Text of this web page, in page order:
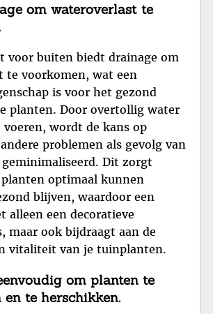
om wateroverlast te
voor buiten biedt drainage om
te voorkomen, wat een
is voor het gezond
planten. Door overtollig water
wordt de kans op
problemen als gevolg van
Dit zorgt
optimaal kunnen
blijven, waardoor een
alleen een decoratieve
maar ook bijdraagt aan de
vitaliteit van je tuinplanten.
om planten te
en te herschikken.